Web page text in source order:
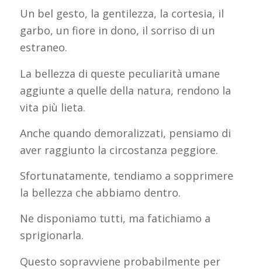
Un bel gesto, la gentilezza, la cortesia, il
garbo, un fiore in dono, il sorriso di un
estraneo.
La bellezza di queste peculiarità umane
aggiunte a quelle della natura, rendono la
vita più lieta.
Anche quando demoralizzati, pensiamo di
aver raggiunto la circostanza peggiore.
Sfortunatamente, tendiamo a sopprimere
la bellezza che abbiamo dentro.
Ne disponiamo tutti, ma fatichiamo a
sprigionarla.
Questo sopravviene probabilmente per